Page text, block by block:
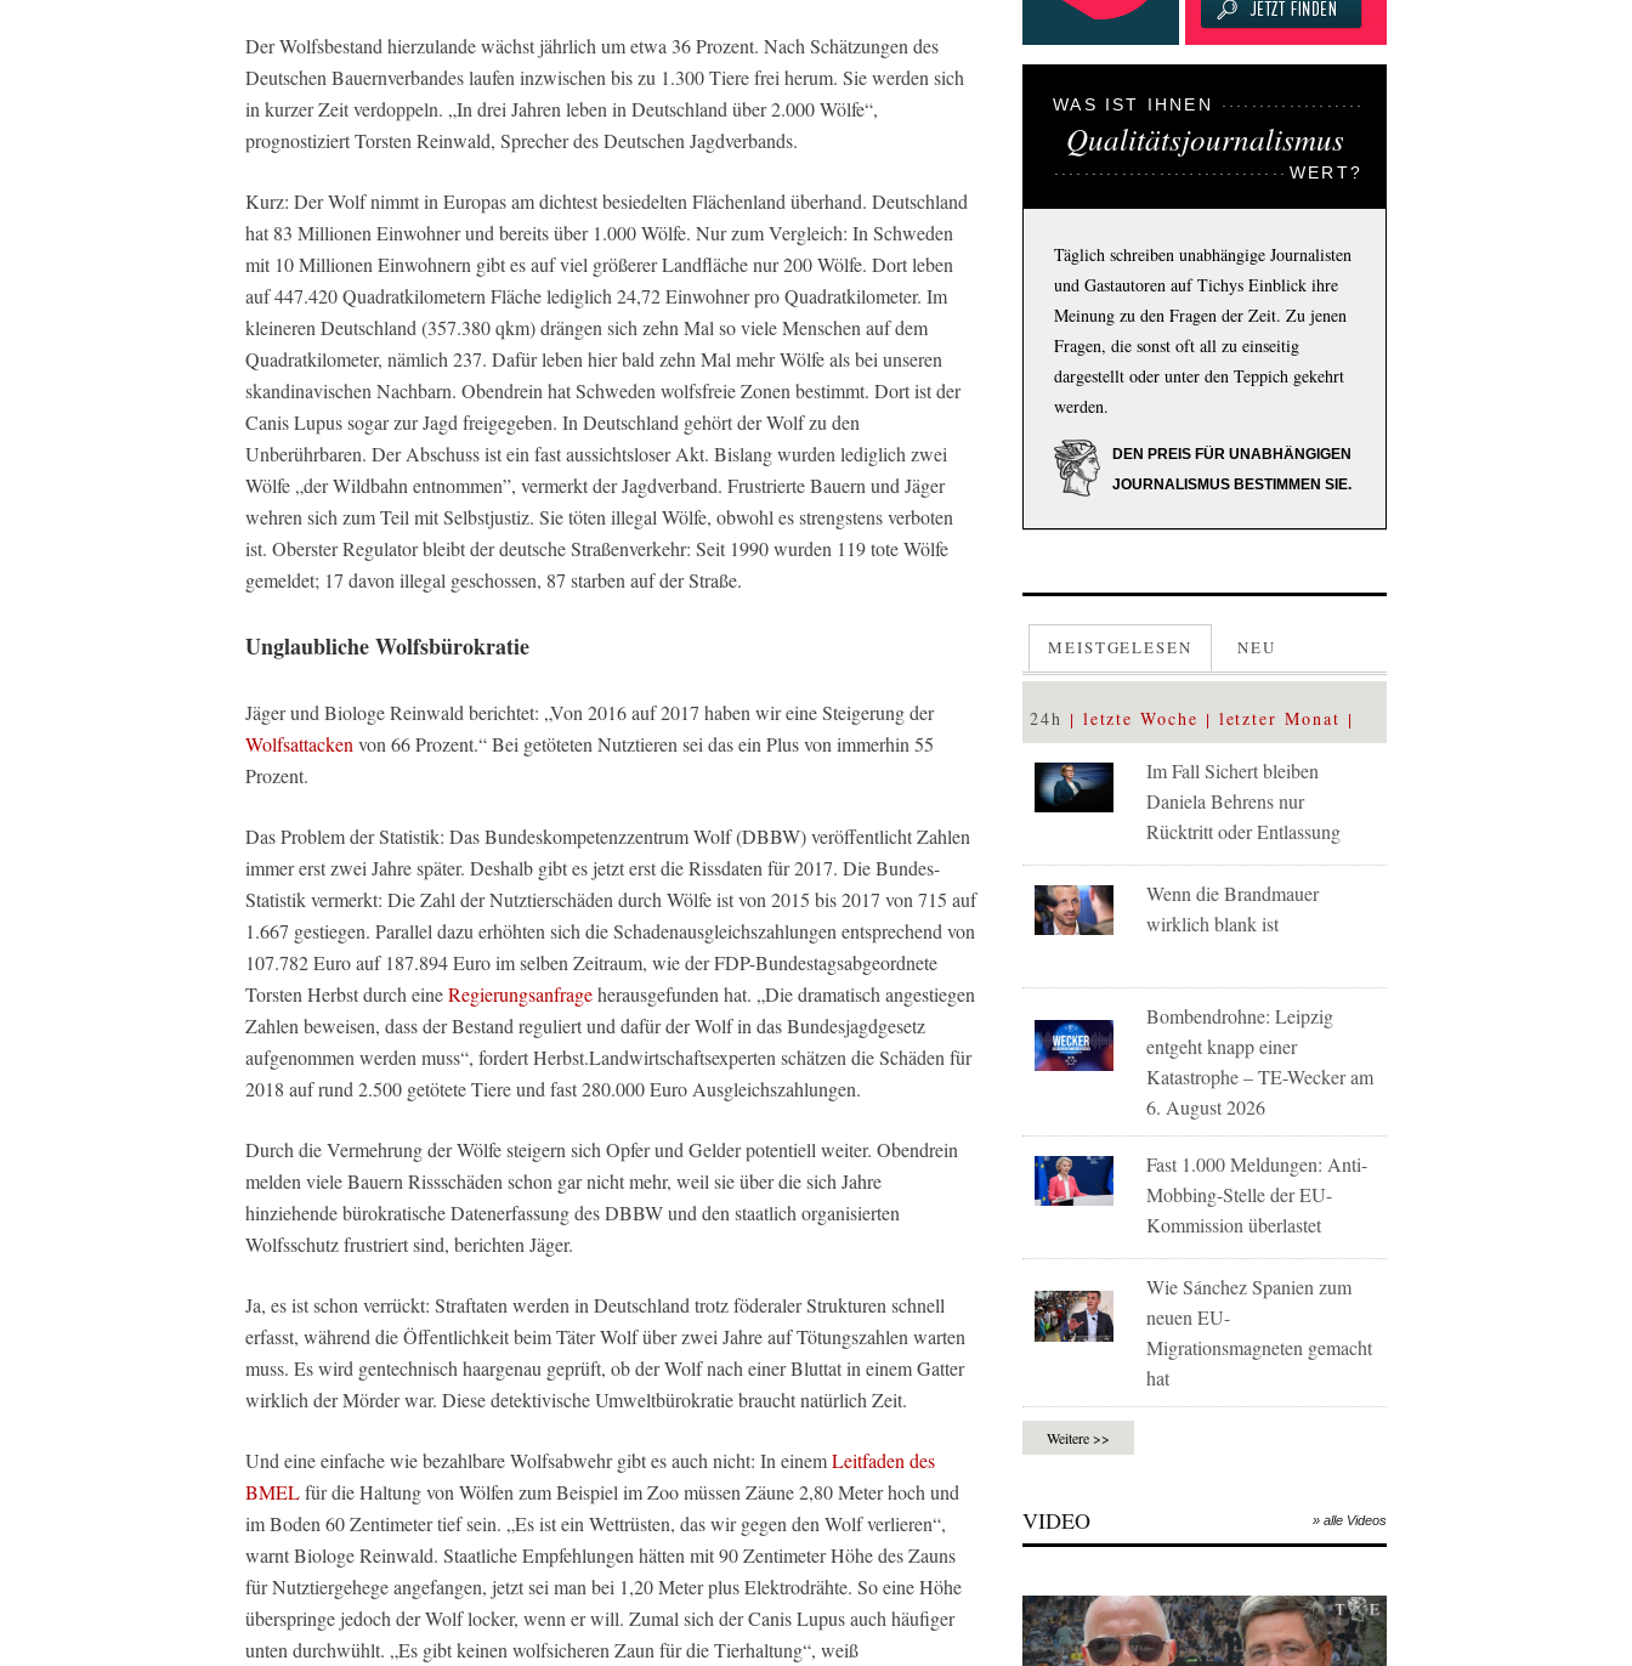
Der Wolfsbestand hierzulande wächst jährlich um etwa 36 Prozent. Nach Schätzungen des
Deutschen Bauernverbandes laufen inzwischen bis zu 1.300 Tiere frei herum. Sie werden sich
in kurzer Zeit verdoppeln. „In drei Jahren leben in Deutschland über 2.000 Wölfe“,
prognostiziert Torsten Reinwald, Sprecher des Deutschen Jagdverbands.
Kurz: Der Wolf nimmt in Europas am dichtest besiedelten Flächenland überhand. Deutschland
hat 83 Millionen Einwohner und bereits über 1.000 Wölfe. Nur zum Vergleich: In Schweden
mit 10 Millionen Einwohnern gibt es auf viel größerer Landfläche nur 200 Wölfe. Dort leben
auf 447.420 Quadratkilometern Fläche lediglich 24,72 Einwohner pro Quadratkilometer. Im
kleineren Deutschland (357.380 qkm) drängen sich zehn Mal so viele Menschen auf dem
Quadratkilometer, nämlich 237. Dafür leben hier bald zehn Mal mehr Wölfe als bei unseren
skandinavischen Nachbarn. Obendrein hat Schweden wolfsfreie Zonen bestimmt. Dort ist der
Canis Lupus sogar zur Jagd freigegeben. In Deutschland gehört der Wolf zu den
Unberührbaren. Der Abschuss ist ein fast aussichtsloser Akt. Bislang wurden lediglich zwei
Wölfe „der Wildbahn entnommen”, vermerkt der Jagdverband. Frustrierte Bauern und Jäger
wehren sich zum Teil mit Selbstjustiz. Sie töten illegal Wölfe, obwohl es strengstens verboten
ist. Oberster Regulator bleibt der deutsche Straßenverkehr: Seit 1990 wurden 119 tote Wölfe
gemeldet; 17 davon illegal geschossen, 87 starben auf der Straße.
Unglaubliche Wolfsbürokratie
Jäger und Biologe Reinwald berichtet: „Von 2016 auf 2017 haben wir eine Steigerung der
Wolfsattacken von 66 Prozent.“ Bei getöteten Nutztieren sei das ein Plus von immerhin 55
Prozent.
Das Problem der Statistik: Das Bundeskompetenzzentrum Wolf (DBBW) veröffentlicht Zahlen
immer erst zwei Jahre später. Deshalb gibt es jetzt erst die Rissdaten für 2017. Die Bundes-
Statistik vermerkt: Die Zahl der Nutztierschäden durch Wölfe ist von 2015 bis 2017 von 715 auf
1.667 gestiegen. Parallel dazu erhöhten sich die Schadenausgleichszahlungen entsprechend von
107.782 Euro auf 187.894 Euro im selben Zeitraum, wie der FDP-Bundestagsabgeordnete
Torsten Herbst durch eineRegierungsanfrageherausgefunden hat. „Die dramatisch angestiegen
Zahlen beweisen, dass der Bestand reguliert und dafür der Wolf in das Bundesjagdgesetz
aufgenommen werden muss“, fordert Herbst.Landwirtschaftsexperten schätzen die Schäden für
2018 auf rund 2.500 getötete Tiere und fast 280.000 Euro Ausgleichszahlungen.
Durch die Vermehrung der Wölfe steigern sich Opfer und Gelder potentiell weiter. Obendrein
melden viele Bauern Rissschäden schon gar nicht mehr, weil sie über die sich Jahre
hinziehende bürokratische Datenerfassung des DBBW und den staatlich organisierten
Wolfsschutz frustriert sind, berichten Jäger.
Ja, es ist schon verrückt: Straftaten werden in Deutschland trotz föderaler Strukturen schnell
erfasst, während die Öffentlichkeit beim Täter Wolf über zwei Jahre auf Tötungszahlen warten
muss. Es wird gentechnisch haargenau geprüft, ob der Wolf nach einer Bluttat in einem Gatter
wirklich der Mörder war. Diese detektivische Umweltbürokratie braucht natürlich Zeit.
Und eine einfache wie bezahlbare Wolfsabwehr gibt es auch nicht: In einemLeitfaden des
BMELfür die Haltung von Wölfen zum Beispiel im Zoo müssen Zäune 2,80 Meter hoch und
im Boden 60 Zentimeter tief sein. „Es ist ein Wettrüsten, das wir gegen den Wolf verlieren“,
warnt Biologe Reinwald. Staatliche Empfehlungen hätten mit 90 Zentimeter Höhe des Zauns
für Nutztiergehege angefangen, jetzt sei man bei 1,20 Meter plus Elektrodrähte. So eine Höhe
überspringe jedoch der Wolf locker, wenn er will. Zumal sich der Canis Lupus auch häufiger
unten durchwühlt. „Es gibt keinen wolfsicheren Zaun für die Tierhaltung“, weiß
WAS IST IHNEN
Qualitätsjournalismus
WERT?
Täglich schreiben unabhängige Journalisten
und Gastautoren auf Tichys Einblick ihre
Meinung zu den Fragen der Zeit. Zu jenen
Fragen, die sonst oft all zu einseitig
dargestellt oder unter den Teppich gekehrt
werden.
DEN PREIS FÜR UNABHÄNGIGEN
JOURNALISMUS BESTIMMEN SIE.
MEISTGELESEN NEU
24h letzte Woche letzter Monat
Im Fall Sichert bleiben
Daniela Behrens nur
Rücktritt oder Entlassung
Wenn die Brandmauer
wirklich blank ist
Bombendrohne: Leipzig
entgeht knapp einer
Katastrophe – TE-Wecker am
6. August 2026
Fast 1.000 Meldungen: Anti-
Mobbing-Stelle der EU-
Kommission überlastet
Wie Sánchez Spanien zum
neuen EU-
Migrationsmagneten gemacht
hat
Weitere >>
VIDEO » alle Videos